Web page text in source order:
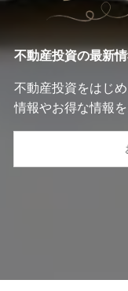
不動産投資の最新
不動産投資をはじ
情報やお得な情報を